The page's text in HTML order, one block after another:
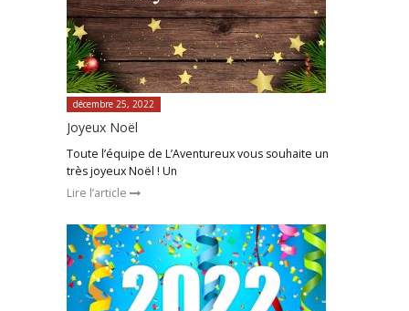
décembre 25, 2022
Joyeux Noël
Toute l’équipe de L’Aventureux vous souhaite un
très joyeux Noël ! Un
Lire l’article